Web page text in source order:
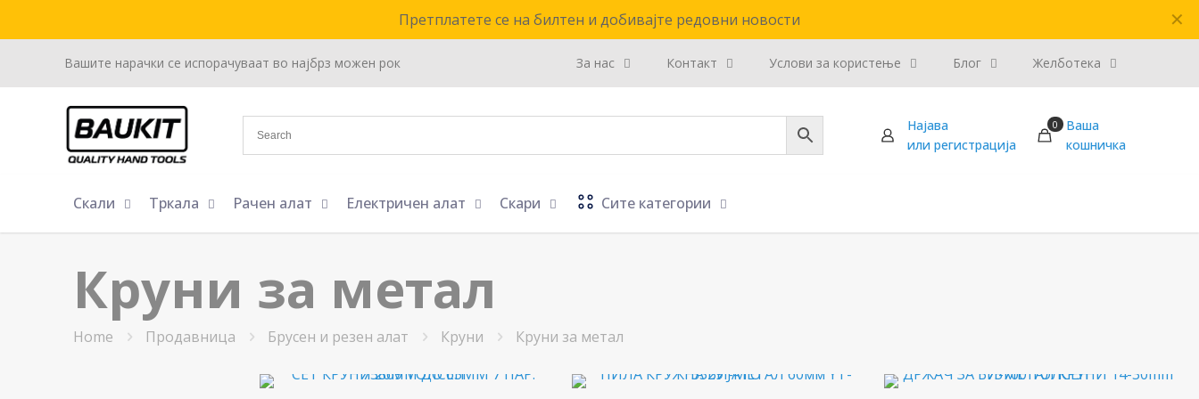
Претплатете се на билтен и добивајте редовни новости ✕
Вашите нарачки се испорачуваат во најбрз можен рок За нас Контакт Услови за користење Блог Желботека
Најава
или регистрација
0
Ваша
кошничка
Скали Тркала Рачен алат Електричен алат Скари Сите категории
Круни за метал
Home Продавница Брусен и резен алат Круни Круни за метал